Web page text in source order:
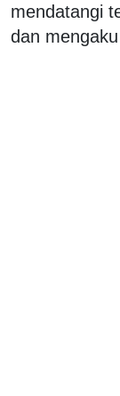
mendatangi
dan